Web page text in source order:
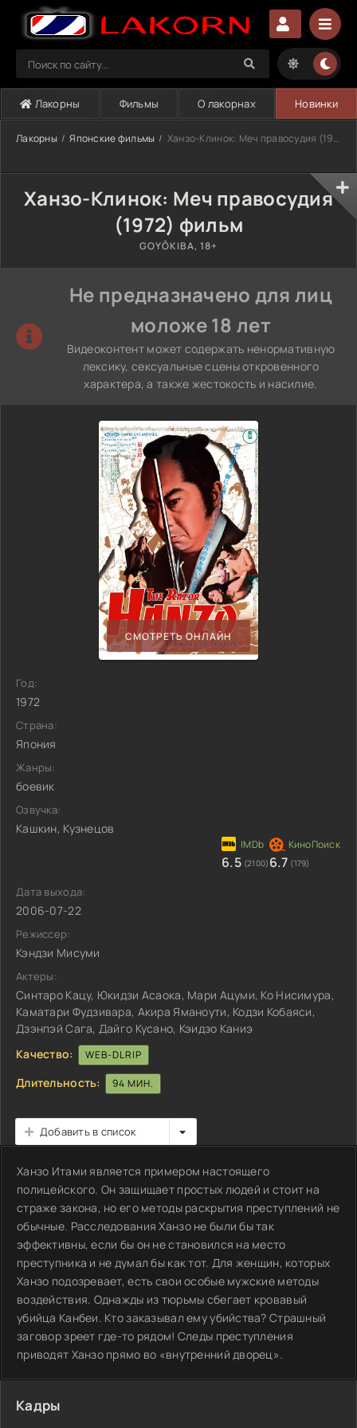
Лакорны Фильмы О лакорнах Новинки
Лакорны Японские фильмы Ханзо-Клинок: Меч правосудия (1972)
Ханзо-Клинок: Меч правосудия
(1972) фильм
GOYÔKIBA, 18+
Не предназначено для лиц
моложе 18 лет
Видеоконтент может содержать ненормативную
лексику, сексуальные сцены откровенного
характера, а также жестокость и насилие.
СМОТРЕТЬ ОНЛАЙН
Год:
1972
Страна:
Япония
Жанры:
боевик
Озвучка:
Кашкин, Кузнецов
6.5 (2100) 6.7 (179)
Дата выхода:
2006-07-22
Режиссер:
Кэндзи Мисуми
Актеры:
Синтаро Кацу, Юкидзи Асаока, Мари Ацуми, Ко Нисимура,
Каматари Фудзивара, Акира Яманоути, Кодзи Кобаяси,
Дзэнпэй Сага, Дайго Кусано, Кэидзо Каниэ
Качество:
WEB-DLRIP
Длительность: 94 МИН.
Добавить в список
Ханзо Итами является примером настоящего
полицейского. Он защищает простых людей и стоит на
страже закона, но его методы раскрытия преступлений не
обычные. Расследования Ханзо не были бы так
эффективны, если бы он не становился на место
преступника и не думал бы как тот. Для женщин, которых
Ханзо подозревает, есть свои особые мужские методы
воздействия. Однажды из тюрьмы сбегает кровавый
убийца Канбеи. Кто заказывал ему убийства? Страшный
заговор зреет где-то рядом! Следы преступления
приводят Ханзо прямо во «внутренний дворец».
Кадры